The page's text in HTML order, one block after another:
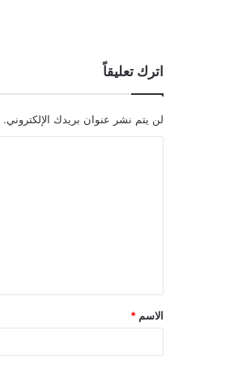
اترك تعليقاً
لن يتم نشر عنوان بريدك الإلكتروني.
ق
*
الاسم *